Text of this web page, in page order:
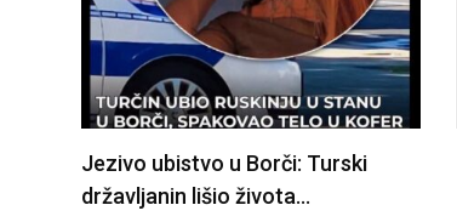
Jezivo ubistvo u Borči: Turski
državljanin lišio života…